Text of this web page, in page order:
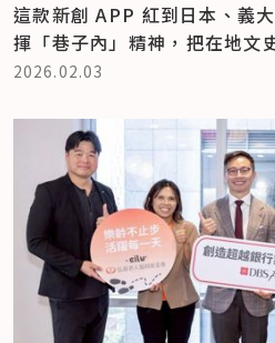
這款新創 APP 紅到日本、義
揮「巷子內」精神，把在地文
2026.02.03